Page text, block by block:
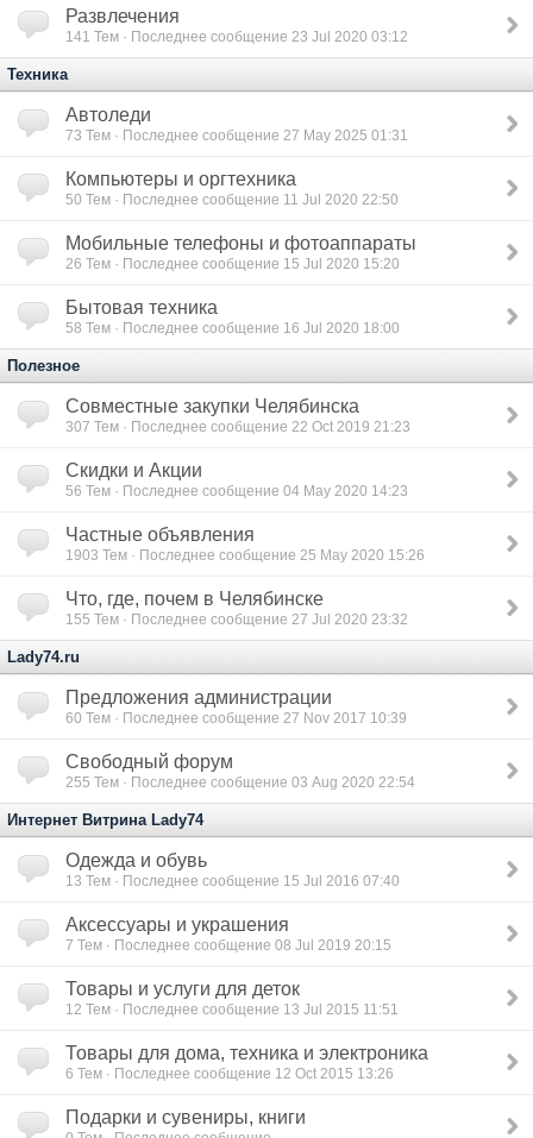
Развлечения
141 Тем · Последнее сообщение 23 Jul 2020 03:12
Техника
Автоледи
73 Тем · Последнее сообщение 27 May 2025 01:31
Компьютеры и оргтехника
50 Тем · Последнее сообщение 11 Jul 2020 22:50
Мобильные телефоны и фотоаппараты
26 Тем · Последнее сообщение 15 Jul 2020 15:20
Бытовая техника
58 Тем · Последнее сообщение 16 Jul 2020 18:00
Полезное
Совместные закупки Челябинска
307 Тем · Последнее сообщение 22 Oct 2019 21:23
Скидки и Акции
56 Тем · Последнее сообщение 04 May 2020 14:23
Частные объявления
1903 Тем · Последнее сообщение 25 May 2020 15:26
Что, где, почем в Челябинске
155 Тем · Последнее сообщение 27 Jul 2020 23:32
Lady74.ru
Предложения администрации
60 Тем · Последнее сообщение 27 Nov 2017 10:39
Свободный форум
255 Тем · Последнее сообщение 03 Aug 2020 22:54
Интернет Витрина Lady74
Одежда и обувь
13 Тем · Последнее сообщение 15 Jul 2016 07:40
Аксессуары и украшения
7 Тем · Последнее сообщение 08 Jul 2019 20:15
Товары и услуги для деток
12 Тем · Последнее сообщение 13 Jul 2015 11:51
Товары для дома, техника и электроника
6 Тем · Последнее сообщение 12 Oct 2015 13:26
Подарки и сувениры, книги